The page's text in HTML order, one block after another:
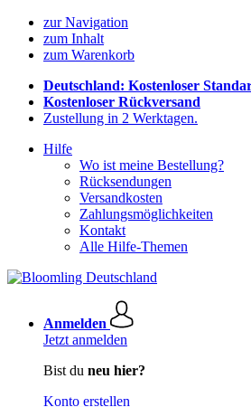
zur Navigation
zum Inhalt
zum Warenkorb
Deutschland: Kostenloser
Kostenloser Rückversand
Zustellung in 2 Werktagen.
Hilfe
Wo ist meine Bestellung?
Rücksendungen
Versandkosten
Zahlungsmöglichkeiten
Kontakt
Alle Hilfe-Themen
Anmelden
Jetzt anmelden
Bist du neu hier?
Konto erstellen